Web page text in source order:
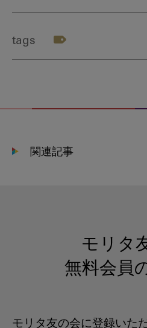
tags
関連記事
モリタ
無料会員
モリタ友の会に登録いた